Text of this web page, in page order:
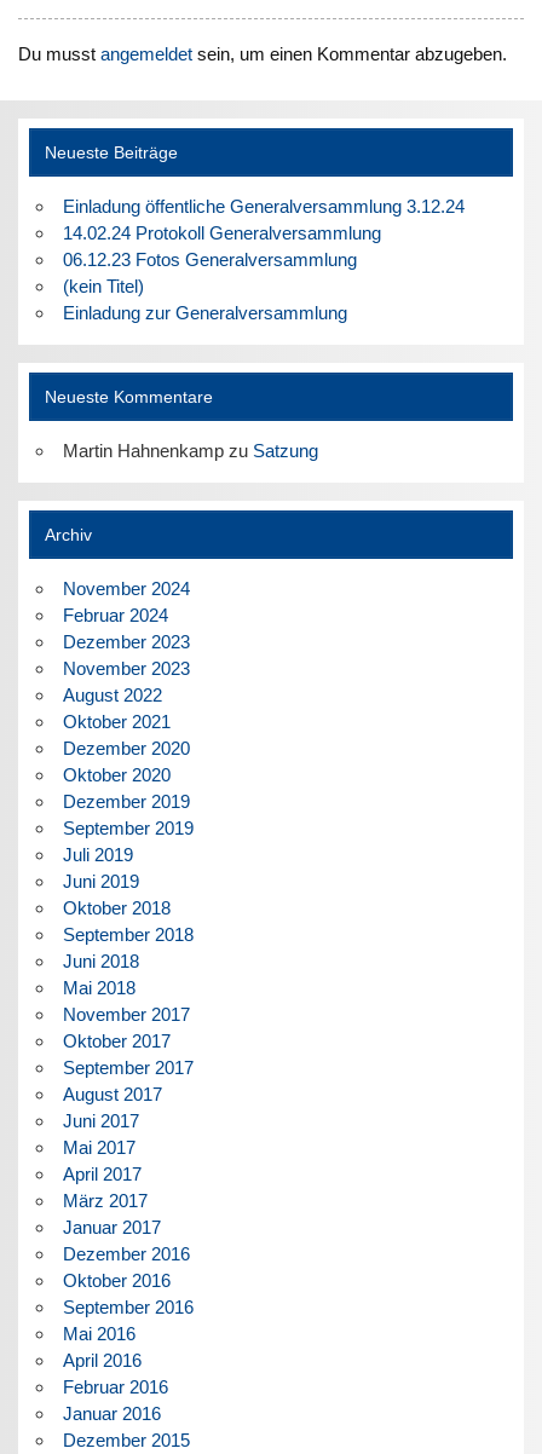
Du musstangemeldet sein, um einen Kommentar abzugeben.
Neueste Beiträge
Einladung öffentliche Generalversammlung 3.12.24
14.02.24 Protokoll Generalversammlung
06.12.23 Fotos Generalversammlung
(kein Titel)
Einladung zur Generalversammlung
Neueste Kommentare
Martin Hahnenkampzu Satzung
Archiv
November 2024
Februar 2024
Dezember 2023
November 2023
August 2022
Oktober 2021
Dezember 2020
Oktober 2020
Dezember 2019
September 2019
Juli 2019
Juni 2019
Oktober 2018
September 2018
Juni 2018
Mai 2018
November 2017
Oktober 2017
September 2017
August 2017
Juni 2017
Mai 2017
April 2017
März 2017
Januar 2017
Dezember 2016
Oktober 2016
September 2016
Mai 2016
April 2016
Februar 2016
Januar 2016
Dezember 2015